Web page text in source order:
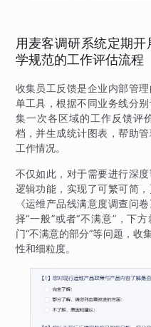
用麦客调研系统定期
学规范的工作评估流程
收集员工反馈是企业内部管
单工具，根据不同业务线分
集一次各区域的工作反馈评
档，并生成统计图表，帮助
工作情况。
不仅如此，对于需要进行深
逻辑功能，实现了可繁可简
《运维产品线满意度调查问
择“一般”或者“不满意”，下
门“不满意的部分”等问题，收
性和细粒度。